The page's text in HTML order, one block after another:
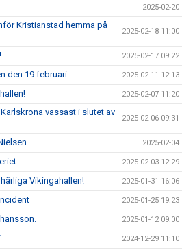
2025-02-20
Kristianstad hemma på
2025-02-18 11:00
2025-02-17 09:22
den 19 februari 2025-02-11 12:13
2025-02-07 11:20
vassast i slutet av
2025-02-06 09:31
2025-02-04
2025-02-03 12:29
Vikingahallen! 2025-01-31 16:06
2025-01-25 19:23
2025-01-12 09:00
2024-12-29 11:10